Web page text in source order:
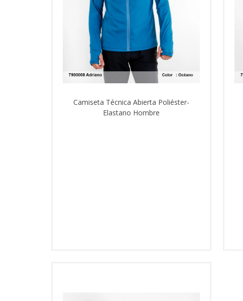
Camiseta Técnica Abierta Poliéster-
Elastano Hombre